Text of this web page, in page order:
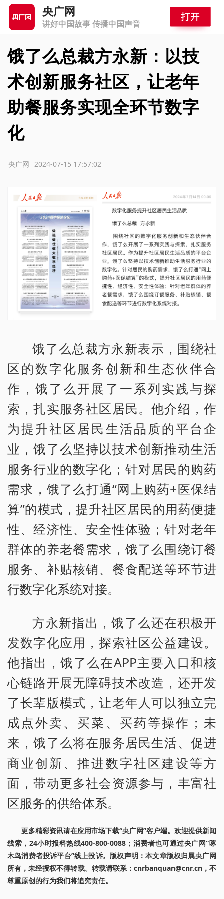
央广网
讲好中国故事 传播中国声音
饿了么总裁方永新：以技
术创新服务社区，让老年
助餐服务实现全环节数字
化
2024-07-15 17:57:02
央广网
饿了么总裁方永新表示，围绕社
区的数字化服务创新和生态伙伴合
作，饿了么开展了一系列实践与探
索，扎实服务社区居民。他介绍，作
为提升社区居民生活品质的平台企
业，饿了么坚持以技术创新推动生活
服务行业的数字化；针对居民的购药
需求，饿了么打通“网上购药+医保结
算”的模式，提升社区居民的用药便捷
性、经济性、安全性体验；针对老年
群体的养老餐需求，饿了么围绕订餐
服务、补贴核销、餐食配送等环节进
行数字化系统对接。
方永新指出，饿了么还在积极开
发数字化应用，探索社区公益建设。
他指出，饿了么在APP主要入口和核
心链路开展无障碍技术改造，还开发
了长辈版模式，让老年人可以独立完
成点外卖、买菜、买药等操作；未
来，饿了么将在服务居民生活、促进
商业创新、推进数字社区建设等方
面，带动更多社会资源参与，丰富社
区服务的供给体系。
更多精彩资讯请在应用市场下载“央广网”客户端。欢迎提供新闻
线索，24小时报料热线400-800-0088；消费者也可通过央广网“啄
木鸟消费者投诉平台”线上投诉。版权声明：本文章版权归属央广网
所有，未经授权不得转载。转载请联系：cnrbanquan@cnr.cn，不
尊重原创的行为我们将追究责任。